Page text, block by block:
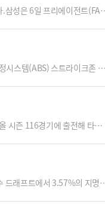
삼성은 6일 프리에이전트(FA)
시스템(ABS) 스트라이크존 조
시즌 116경기에 출전해 타율
드래프트에서 3.57%의 지명